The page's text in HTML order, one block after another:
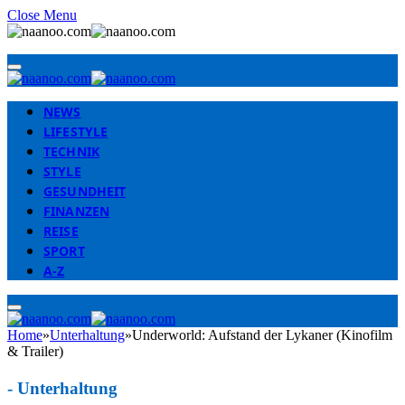
Close Menu
NEWS
LIFESTYLE
TECHNIK
STYLE
GESUNDHEIT
FINANZEN
REISE
SPORT
A-Z
Home»Unterhaltung»Underworld: Aufstand der Lykaner (Kinofilm
& Trailer)
- Unterhaltung